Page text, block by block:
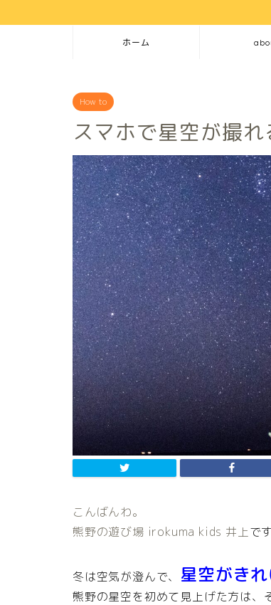
ホーム
How to
スマホで星空が撮
こんばんわ。
熊野の遊び場 irokuma kids 井上で
冬は空気が澄んで、 星空がき
熊野の星空を初めて見上げた方は、